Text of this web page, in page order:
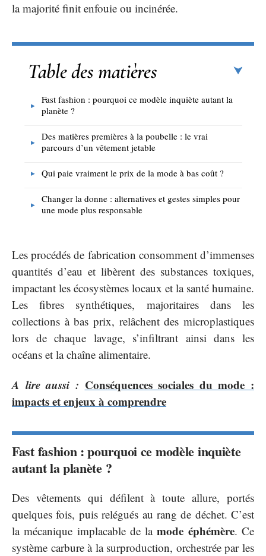
la majorité finit enfouie ou incinérée.
Table des matières
Fast fashion : pourquoi ce modèle inquiète autant la
planète ?
Des matières premières à la poubelle : le vrai
parcours d’un vêtement jetable
Qui paie vraiment le prix de la mode à bas coût ?
Changer la donne : alternatives et gestes simples pour
une mode plus responsable
Les procédés de fabrication consomment d’immenses
quantités d’eau et libèrent des substances toxiques,
impactant les écosystèmes locaux et la santé humaine.
Les fibres synthétiques, majoritaires dans les
collections à bas prix, relâchent des microplastiques
lors de chaque lavage, s’infiltrant ainsi dans les
océans et la chaîne alimentaire.
A lire aussi : Conséquences sociales du mode :
impacts et enjeux à comprendre
Fast fashion : pourquoi ce modèle inquiète
autant la planète ?
Des vêtements qui défilent à toute allure, portés
quelques fois, puis relégués au rang de déchet. C’est
la mécanique implacable de lamode éphémère. Ce
système carbure à la surproduction, orchestrée par les